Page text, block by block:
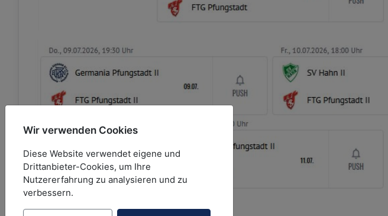
Wir verwenden Cookies
Diese Website verwendet eigene und
Drittanbieter-Cookies, um Ihre
Nutzererfahrung zu analysieren und zu
verbessern.